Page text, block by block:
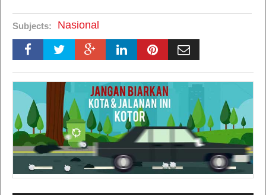
Subjects: Nasional